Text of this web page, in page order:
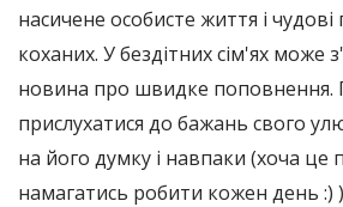
насичене особисте життя і
коханих. У бездітних сім'ях може
новина про швидке поповнення.
прислухатися до бажань свого
на його думку і навпаки (хоча це
намагатись робити кожен день :) )